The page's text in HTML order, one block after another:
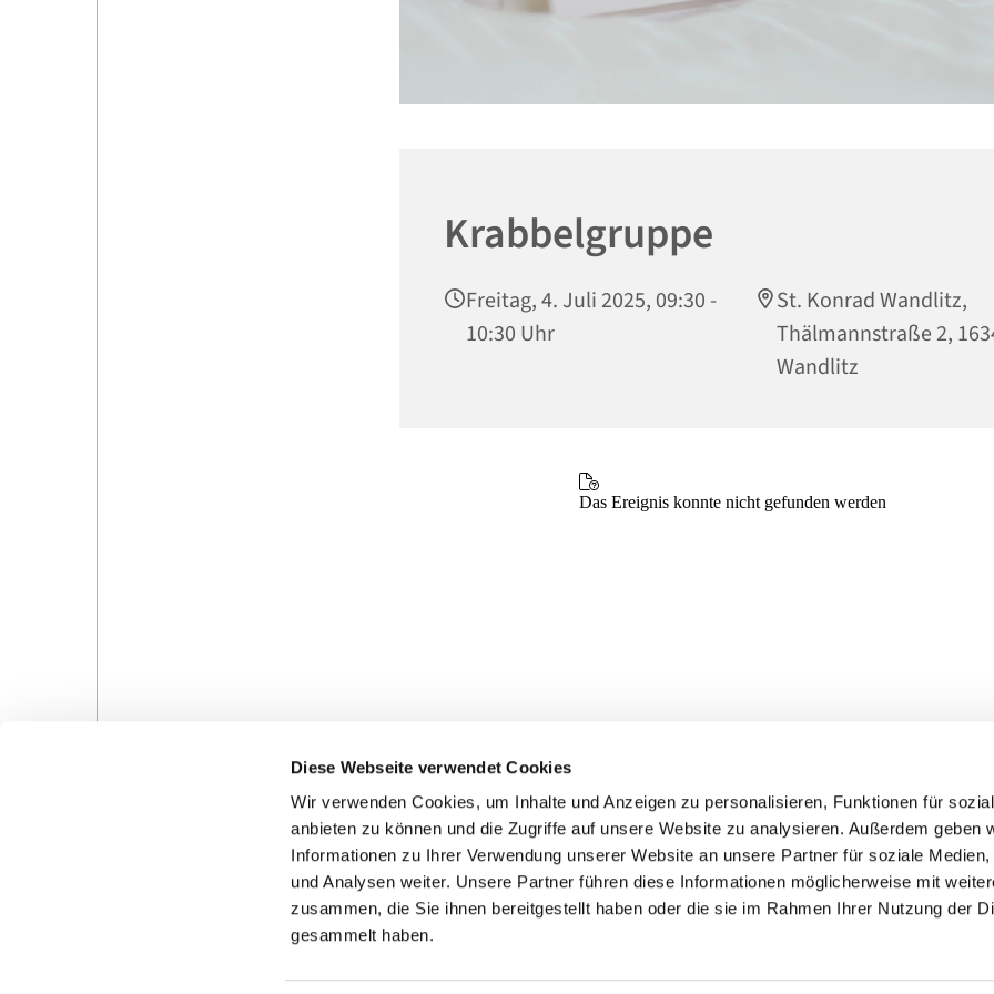
Diese Webseite verwendet Cookies
Wir verwenden Cookies, um Inhalte und Anzeigen zu personalisieren, Funktionen für
anbieten zu können und die Zugriffe auf unsere Website zu analysieren. Außerdem geben
Informationen zu Ihrer Verwendung unserer Website an unsere Partner für soziale Medien,
und Analysen weiter. Unsere Partner führen diese Informationen möglicherweise mit
zusammen, die Sie ihnen bereitgestellt haben oder die sie im Rahmen Ihrer Nutzung der
gesammelt haben.
Krabbelgruppe
Freitag, 4. Juli 2025, 09:30 -
10:30 Uhr
St. Konrad Wandlitz,
Thälmannstraße 2,
Wandlitz
Veranstaltungen in der
Pfarrei
Kontakte
Ansprechpersonen zum Schutz vor
sexualisierter Gewalt